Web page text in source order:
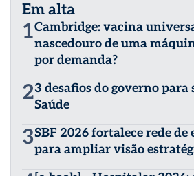
Em alta
1Cambridge: vacina
nascedouro de uma
por demanda?
23 desafios do governo para
Saúde
3SBF 2026 fortalece rede de
para ampliar visão